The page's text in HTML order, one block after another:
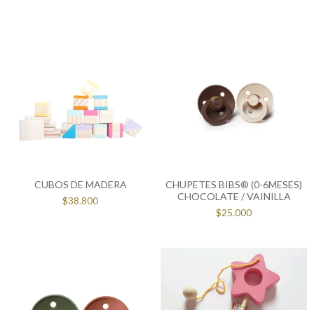
CUBOS DE MADERA
$38.800
CHUPETES BIBS® (0-6MESES)
CHOCOLATE / VAINILLA
$25.000